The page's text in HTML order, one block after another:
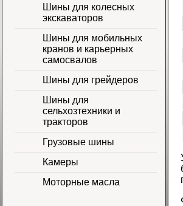
Шины для колесных
экскаваторов
Шины для мобильных
кранов и карьерных
самосвалов
Шины для грейдеров
Шины для
сельхозтехники и
тракторов
Грузовые шины
Камеры
Моторные масла